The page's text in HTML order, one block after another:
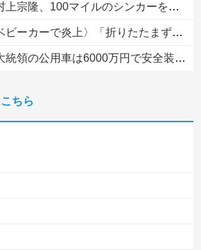
向に・・・2戦連発の26号ソロホームラン」→「羨ましすぎる 韓国はこんな打者がいなのか」「ア...
〉「折りたたまず乗車できる」はずなのに…JR東日本が示した見解
6000万円で安全装備！」「高市の公用車は3000万円で贅沢！」
有難い「土葬は絶対にダメだ】
ちら